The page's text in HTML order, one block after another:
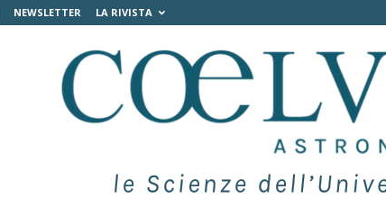
NEWSLETTER LA RIVISTA